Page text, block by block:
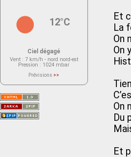
Et
La
On
On
On
Du
Et
12°C
Ciel dégagé
Vent : 7 km/h - nord nord-est
Pression : 1024 mbar
Prévisions >>
actuellement aucune prévision
Saint-Nom.
Veuillez consulter le message du
service ci-dessous.
(401 - Invalid API key. Please see
https://openweathermap.org/faq#error401